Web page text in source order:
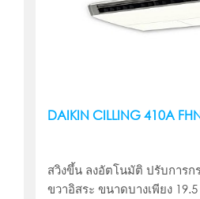
DAIKIN CILLING 410A
สวิงขึ้น ลงอัตโนมัติ ปรับการก
ขวาอิสระ ขนาดบางเพียง